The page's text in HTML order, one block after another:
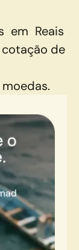
em Reais
de